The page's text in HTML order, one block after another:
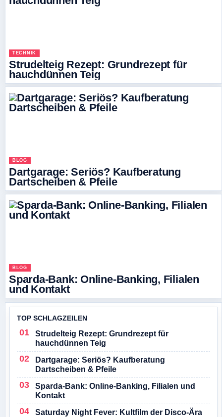
TECHNIK
Strudelteig Rezept: Grundrezept für
hauchdünnen Teig
BLOG
Dartgarage: Seriös? Kaufberatung
Dartscheiben & Pfeile
BLOG
Sparda-Bank: Online-Banking, Filialen
und Kontakt
TOP SCHLAGZEILEN
Strudelteig Rezept: Grundrezept für
hauchdünnen Teig
Dartgarage: Seriös? Kaufberatung
Dartscheiben & Pfeile
Sparda-Bank: Online-Banking, Filialen und
Kontakt
Saturday Night Fever: Kultfilm der Disco-Ära